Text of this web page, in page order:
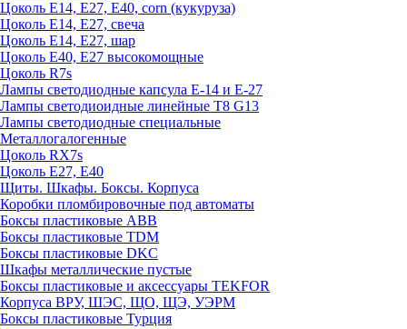
Цоколь Е14, Е27, Е40, corn (кукуруза)
Цоколь Е14, Е27, свеча
Цоколь Е14, Е27, шар
Цоколь Е40, Е27 высокомощные
Цоколь R7s
Лампы светодиодные капсула Е-14 и Е-27
Лампы светодиоидные линейные T8 G13
Лампы светодиодные специальные
Металлогалогенные
Цоколь RX7s
Цоколь Е27, E40
Щиты. Шкафы. Боксы. Корпуса
Коробки пломбировочные под автоматы
Боксы пластиковые ABB
Боксы пластиковые TDM
Боксы пластиковые DKC
Шкафы металлические пустые
Боксы пластиковые и аксессуары TEKFOR
Корпуса ВРУ, ШЭС, ЩО, ЩЭ, УЭРМ
Боксы пластиковые Турция